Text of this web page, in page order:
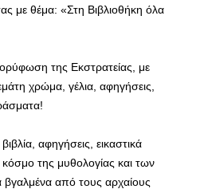
με θέμα: «Στη Βιβλιοθήκη όλα
της Εκστρατείας, με
χρώμα, γέλια, αφηγήσεις,
αφηγήσεις, εικαστικά
κόσμο της μυθολογίας και των
βγαλμένα από τους αρχαίους